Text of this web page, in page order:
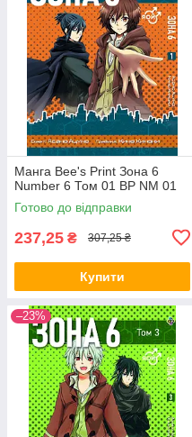
Манга Bee's Print Зона 6
Number 6 Том 01 ВР NM 01
Готово до відправки
237,25 ₴ 307,25 ₴
Купити
–23%